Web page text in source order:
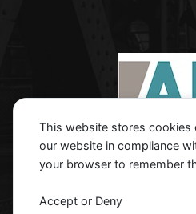
This website stores cookies
our website in compliance
your browser to remember
Accept or Deny